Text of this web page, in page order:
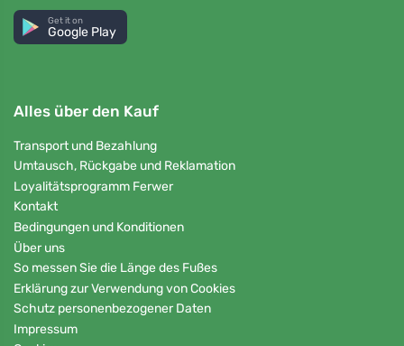
Get it on
Google Play
Alles über den Kauf
Transport und Bezahlung
Umtausch, Rückgabe und Reklamation
Loyalitätsprogramm Ferwer
Kontakt
Bedingungen und Konditionen
Über uns
So messen Sie die Länge des Fußes
Erklärung zur Verwendung von Cookies
Schutz personenbezogener Daten
Impressum